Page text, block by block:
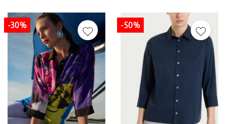
-30% -50%